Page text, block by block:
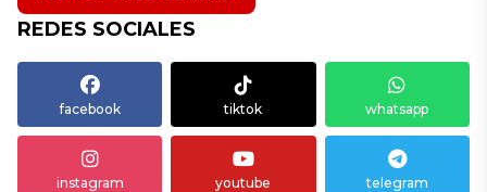
REDES SOCIALES
facebook tiktok whatsapp
instagram youtube telegram